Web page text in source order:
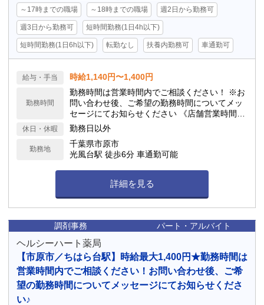
～17時までの職場 ～18時までの職場 週2日から勤務可
週3日から勤務可 短時間勤務(1日4h以下)
短時間勤務(1日6h以下) 転勤なし 扶養内勤務可 車通勤可
給与・手当 時給1,140円〜1,400円
勤務時間
勤務時間は営業時間内でご相談ください！ ※お
問い合わせ後、ご希望の勤務時間についてメッ
セージにてお知らせください 《店舗営業時間》
月火水金 8:30〜18:00 / 木8:30〜16:30 / 土 8:3
0〜12:30
休日・休暇 勤務日以外
勤務地
千葉県市原市
光風台駅 徒歩6分 車通勤可能
詳細を見る
調剤事務 パート・アルバイト
ヘルシーハート薬局
【市原市／ちはら台駅】時給最大1,400円★勤務時間は
営業時間内でご相談ください！お問い合わせ後、ご希
望の勤務時間についてメッセージにてお知らせくださ
い♪